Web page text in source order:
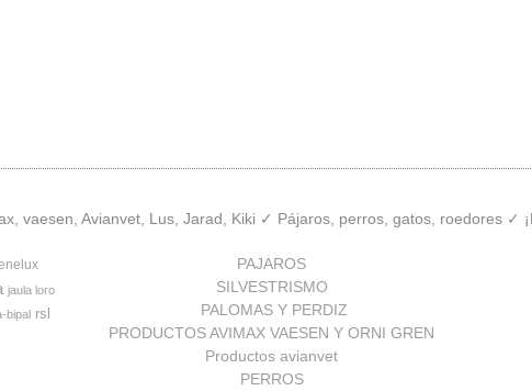
vaesen, Avianvet, Lus, Jarad, Kiki ✓ Pájaros, perros, gatos, roedores ✓
jaula loro
bipal rsl
PAJAROS
SILVESTRISMO
PALOMAS Y PERDIZ
PRODUCTOS AVIMAX VAESEN Y ORNI GREN
Productos avianvet
PERROS